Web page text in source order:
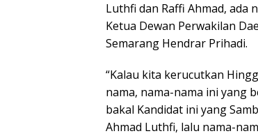
Luthfi dan Raffi Ahmad, ada
Ketua Dewan Perwakilan
Semarang Hendrar Prihadi.
“Kalau kita kerucutkan
nama, nama-nama ini yang
bakal Kandidat ini yang
Ahmad Luthfi, lalu nama-